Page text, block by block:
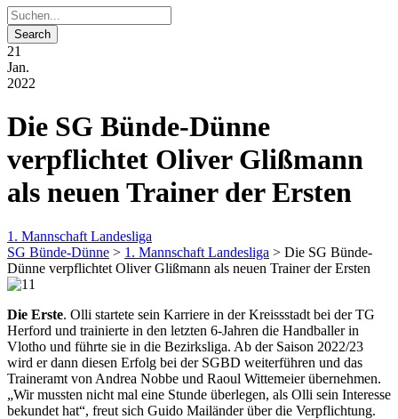
21
Jan.
2022
Die SG Bünde-Dünne
verpflichtet Oliver Glißmann
als neuen Trainer der Ersten
1. Mannschaft Landesliga
SG Bünde-Dünne > 1. Mannschaft Landesliga > Die SG Bünde-
Dünne verpflichtet Oliver Glißmann als neuen Trainer der Ersten
Die Erste. Olli startete sein Karriere in der Kreissstadt bei der TG
Herford und trainierte in den letzten 6-Jahren die Handballer in
Vlotho und führte sie in die Bezirksliga. Ab der Saison 2022/23
wird er dann diesen Erfolg bei der SGBD weiterführen und das
Traineramt von Andrea Nobbe und Raoul Wittemeier übernehmen.
„Wir mussten nicht mal eine Stunde überlegen, als Olli sein Interesse
bekundet hat“, freut sich Guido Mailänder über die Verpflichtung.